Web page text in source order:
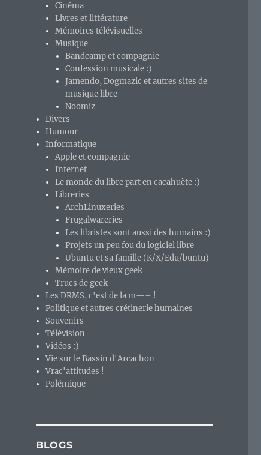
Cinéma
Livres et littérature
Mémoires télévisuelles
Musique
Bandcamp et compagnie
Confession musicale :)
Jamendo, Dogmazic et autres sites de
musique libre
Noomiz
Divers
Humour
Informatique
Apple et compagnie
Internet
Le monde du libre part en cacahuète :)
Libreries
ArchLinuxeries
Frugalwareries
Les libristes sont aussi des humains :)
Projets un peu fou du logiciel libre
Ubuntu et sa famille (K/X/Edu/buntu)
Mémoire de vieux geek
Trucs de geek
Les DRMS, c'est de la m—– !
Politique et autres crétinerie humaines
Souvenirs
Télévision
Vidéos :)
Vie sur le Bassin d'Arcachon
Vrac'attitudes !
Polémique
BLOGS